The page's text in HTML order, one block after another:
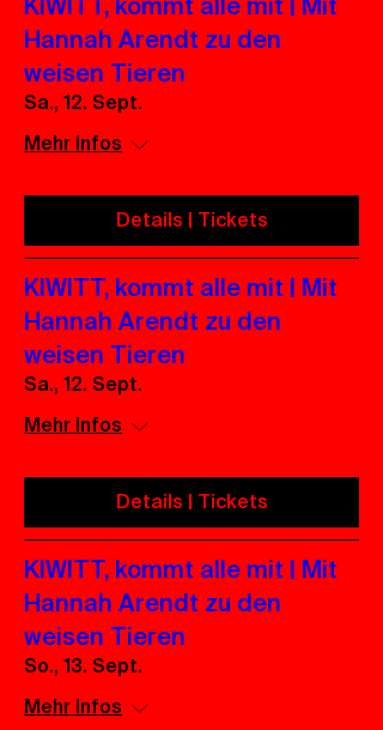
Hannah Arendt zu den
weisen Tieren
Sa., 12. Sept.
Mehr Infos
Details | Tickets
KIWITT, kommt alle mit | Mit
Hannah Arendt zu den
weisen Tieren
Sa., 12. Sept.
Mehr Infos
Details | Tickets
KIWITT, kommt alle mit | Mit
Hannah Arendt zu den
weisen Tieren
So., 13. Sept.
Mehr Infos